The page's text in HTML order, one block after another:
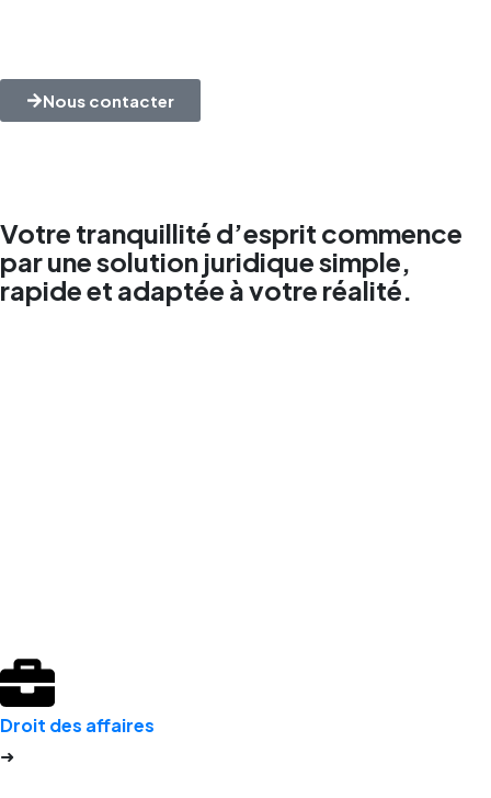
Nous contacter
Votre tranquillité d’esprit commence
par une solution juridique simple,
rapide et adaptée à votre réalité.
Droit des affaires​
➜